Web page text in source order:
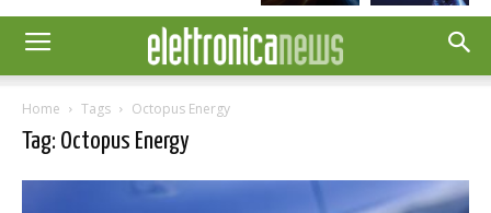
Home Tags Octopus Energy
Tag: Octopus Energy